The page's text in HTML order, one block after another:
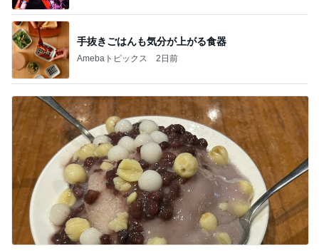
手抜きごはんも気分が上がる食器
Amebaトピックス 2日前